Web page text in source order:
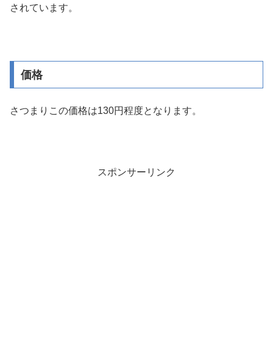
されています。
価格
さつまりこの価格は130円程度となります。
スポンサーリンク